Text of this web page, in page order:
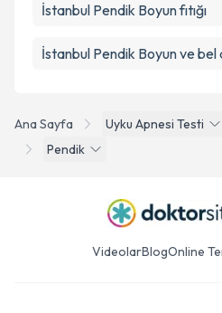
Ana Sayfa Uyku Apnesi Testi
Pendik
İstanbul Pendik Boyun fıtığı
İstanbul Pendik Boyun ve bel
VideolarBlogOnline